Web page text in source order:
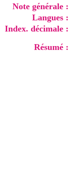
Note générale :
Langues :
Index. décimale :
Résumé :